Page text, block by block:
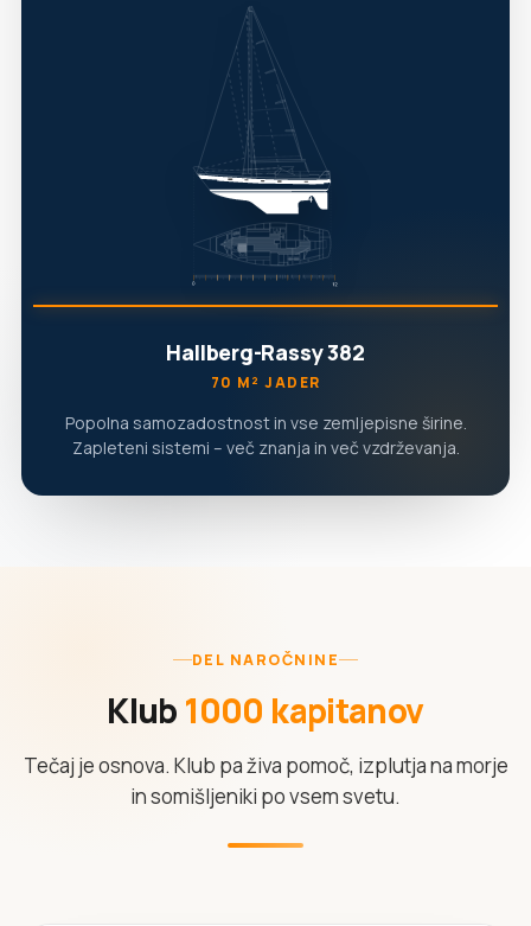
Hallberg-Rassy 382
70 M² JADER
Popolna samozadostnost in vse zemljepisne širine.
Zapleteni sistemi – več znanja in več vzdrževanja.
DEL NAROČNINE
Klub 1000 kapitanov
Tečaj je osnova. Klub pa živa pomoč, izplutja na morje
in somišljeniki po vsem svetu.